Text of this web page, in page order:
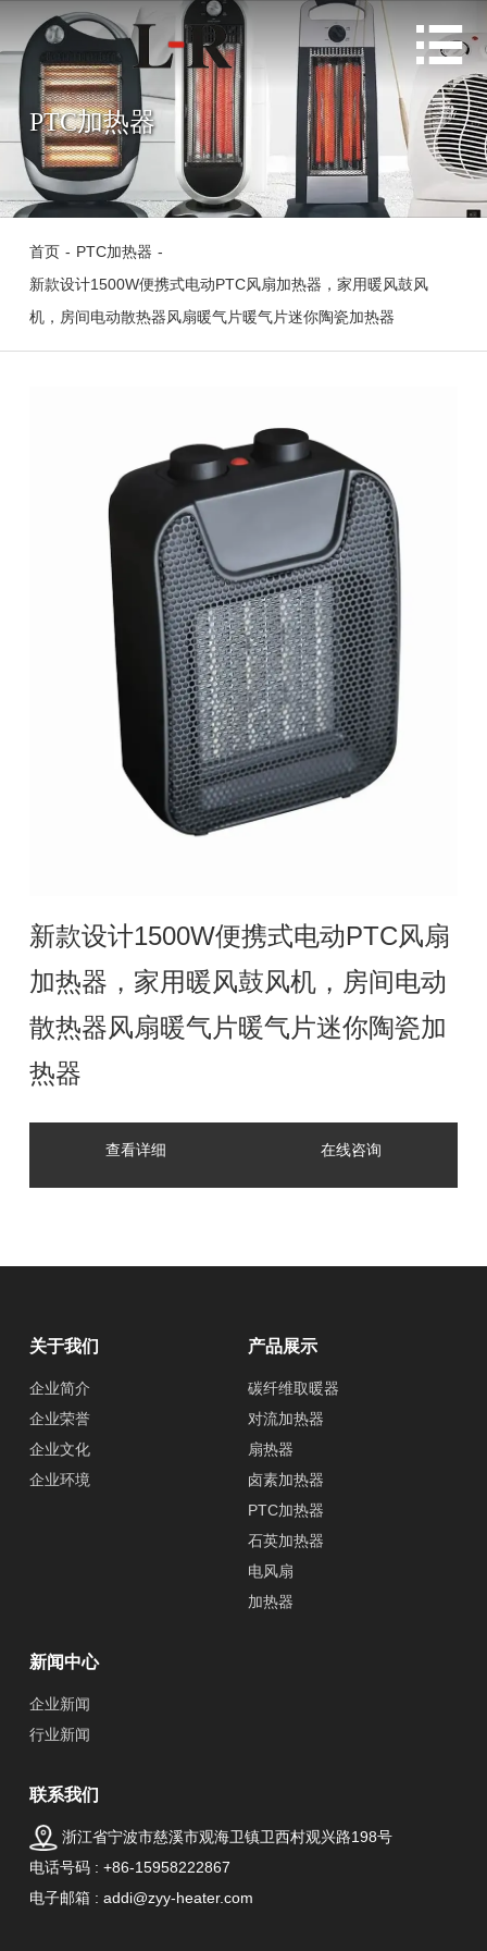

PTC加热器
首页 - PTC加热器 -
新款设计1500W便携式电动PTC风扇加热器，家用暖风鼓风
机，房间电动散热器风扇暖气片暖气片迷你陶瓷加热器
新款设计1500W便携式电动PTC风扇
加热器，家用暖风鼓风机，房间电动
散热器风扇暖气片暖气片迷你陶瓷加
热器
查看详细 在线咨询
关于我们
企业简介
企业荣誉
企业文化
企业环境
产品展示
碳纤维取暖器
对流加热器
扇热器
卤素加热器
PTC加热器
石英加热器
电风扇
加热器
新闻中心
企业新闻
行业新闻
联系我们
浙江省宁波市慈溪市观海卫镇卫西村观兴路198号
电话号码 : +86-15958222867
电子邮箱 : addi@zyy-heater.com